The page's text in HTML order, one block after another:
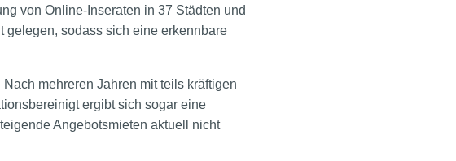
von Online-Inseraten in 37 Städten und
gelegen, sodass sich eine erkennbare
mehreren Jahren mit teils kräftigen
ergibt sich sogar eine
Angebotsmieten aktuell nicht